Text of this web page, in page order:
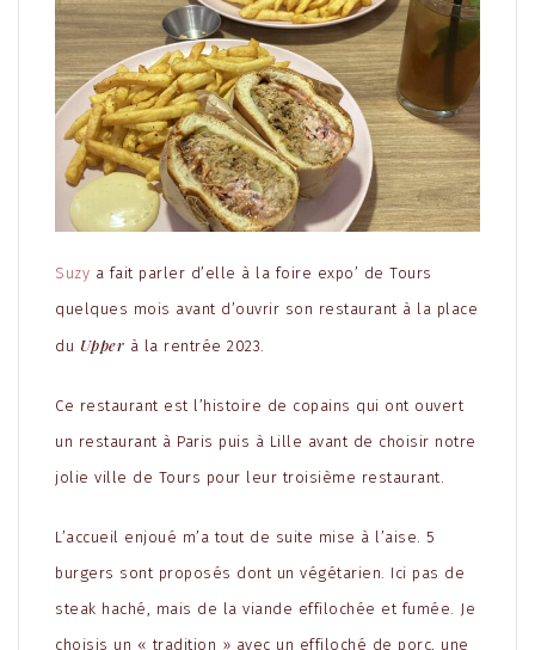
Suzy a fait parler d’elle à la foire expo’ de Tours
quelques mois avant d’ouvrir son restaurant à la place
du Upper à la rentrée 2023.
Ce restaurant est l’histoire de copains qui ont ouvert
un restaurant à Paris puis à Lille avant de choisir notre
jolie ville de Tours pour leur troisième restaurant.
L’accueil enjoué m’a tout de suite mise à l’aise. 5
burgers sont proposés dont un végétarien. Ici pas de
steak haché, mais de la viande effilochée et fumée. Je
choisis un « tradition » avec un effiloché de porc, une